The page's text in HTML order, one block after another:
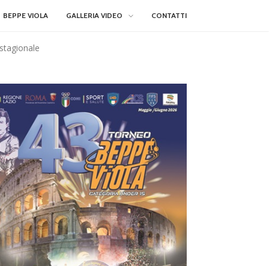
BEPPE VIOLA GALLERIA VIDEO CONTATTI